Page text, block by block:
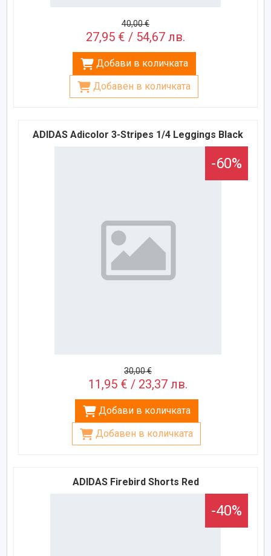
40,00 €
27,95 € / 54,67 лв.
Добави в количката
Добавен в количката
ADIDAS Adicolor 3-Stripes 1/4 Leggings Black
-60%
30,00 €
11,95 € / 23,37 лв.
Добави в количката
Добавен в количката
ADIDAS Firebird Shorts Red
-40%